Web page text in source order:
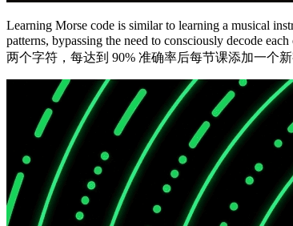
Learning Morse code is similar to learning a musical
patterns, bypassing the need to consciously decode each
两个字符，每达到 90% 准确率后每节课添加一个新